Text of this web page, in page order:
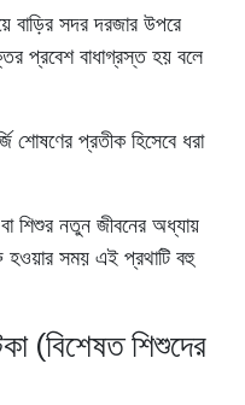
বাড়ির সদর দরজার উপরে
প্রবেশ বাধাগ্রস্ত হয় বলে
শোষণের প্রতীক হিসেবে ধরা
শিশুর নতুন জীবনের অধ্যায়
হওয়ার সময় এই প্রথাটি বহু
(বিশেষত শিশুদের